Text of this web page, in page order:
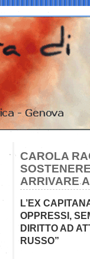
CAROLA
ARRIVARE
L’EX
OPPRESSI,
DIRITTO AD
RUSSO”